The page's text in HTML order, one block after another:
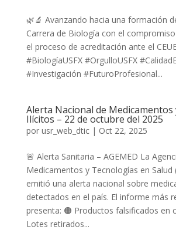
🌿🔬 Avanzando hacia una formación
Carrera de Biología con el
el proceso de acreditación ante el
#BiologíaUSFX #OrgulloUSFX
#Investigación #FuturoProfesional...
Alerta Nacional de Medicamentos
Ilícitos – 22 de octubre del 2025
por usr_web_dtic| Oct 22, 2025
🚨 Alerta Sanitaria – AGEMED La
Medicamentos y Tecnologías en Salud
emitió una alerta nacional sobre
detectados en el país. El informe más
presenta: 🟠 Productos falsificados en
Lotes retirados...